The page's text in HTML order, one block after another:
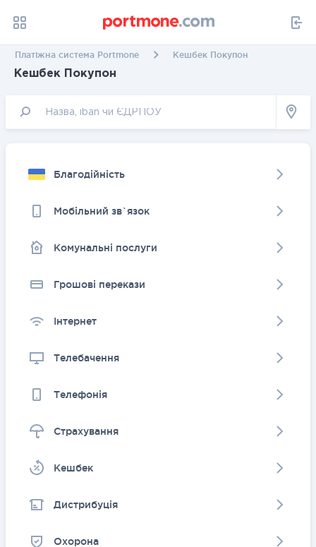
Платіжна система Portmone Кешбек Покупон
Кешбек Покупон
Благодійність
Мобільний зв`язок
Комунальні послуги
Грошовi перекази
Інтернет
Телебачення
Телефонія
Страхування
Kешбек
Дистрибуція
Охорона